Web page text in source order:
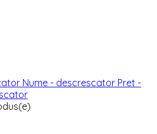
Nume - descrescator Pret -